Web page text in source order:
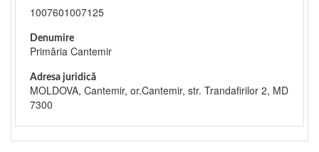
1007601007125
Denumire
Primăria Cantemir
Adresa juridică
MOLDOVA, Cantemir, or.Cantemir, str. Trandafirilor 2, MD
7300